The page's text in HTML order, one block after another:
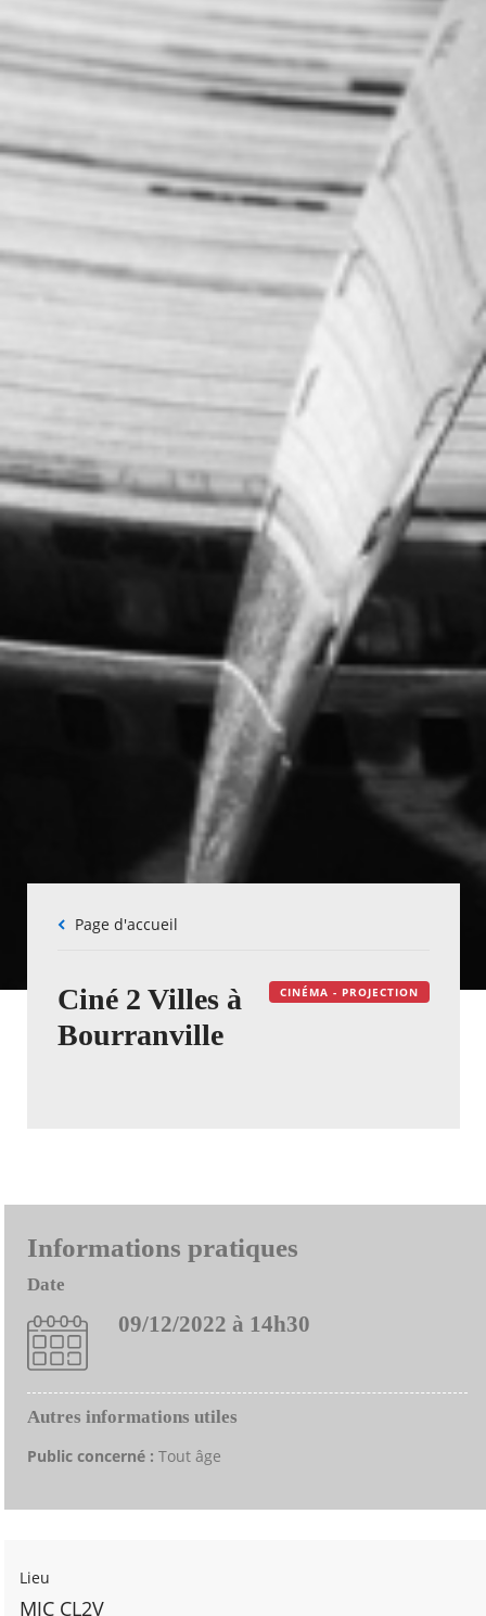
Fil
Page d'accueil
CINÉMA - PROJECTION
Ciné 2 Villes à
Bourranville
Informations pratiques
Date
09/12/2022 à 14h30
Autres informations utiles
Public concerné : Tout âge
Lieu
MJC CL2V